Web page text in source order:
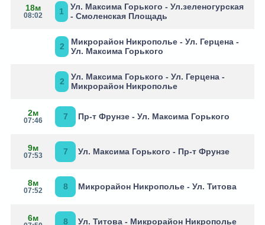
18м
08:02 1
Ул. Максима Горького - Ул.зеленогурская
- Смоленская Площадь
2
Микрорайон Никрополье - Ул. Герцена -
Ул. Максима Горького
2
Ул. Максима Горького - Ул. Герцена -
Микрорайон Никрополье
2м
07:46 7 Пр-т Фрунзе - Ул. Максима Горького
9м
07:53 7 Ул. Максима Горького - Пр-т Фрунзе
8м
07:52 8 Микрорайон Никрополье - Ул. Титова
6м 8 Ул. Титова - Микрорайон Никрополье